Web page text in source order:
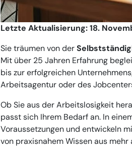
Letzte Aktualisierung: 18.
Sie träumen von der
Mit über 25 Jahren Erfahrung
bis zur erfolgreichen
Arbeitsagentur oder des
Ob Sie aus der Arbeitslosigkeit
passt sich Ihrem Bedarf an. In
Voraussetzungen und entwickeln
von praxisnahem Wissen aus